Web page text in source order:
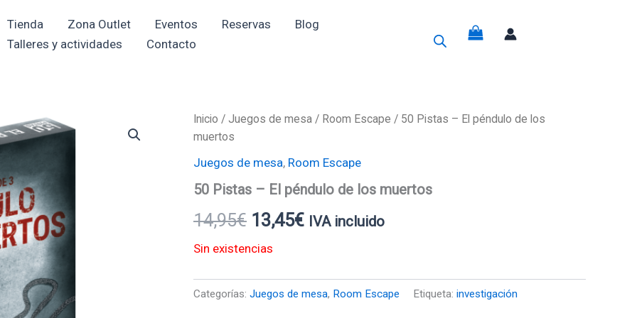
Tienda Zona Outlet Eventos Reservas
Blog
Talleres y actividades
Contacto
Inicio / Juegos de mesa / Room Escape / 50 Pistas – El péndulo de los
muertos
Juegos de mesa, Room Escape
50 Pistas – El péndulo de los muertos
14,95€
El
precio
original
era:
14,95€.
13,45€
El
precio
actual
es:
IVA incluido
Sin existencias
Categorías: Juegos de mesa, Room Escape Etiqueta: investigación